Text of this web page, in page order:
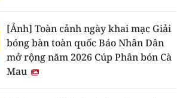
[Ảnh] Toàn cảnh ngày khai mạc Giải
bóng bàn toàn quốc Báo Nhân Dân
mở rộng năm 2026 Cúp Phân bón Cà
Mau